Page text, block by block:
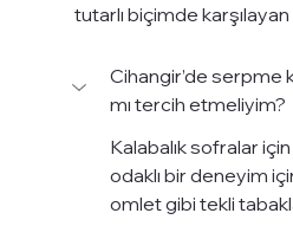
tutarlı biçimde
Cihangir’de serpme
mı tercih etmeliyim?
Kalabalık sofralar
odaklı bir deneyim
omlet gibi tekli